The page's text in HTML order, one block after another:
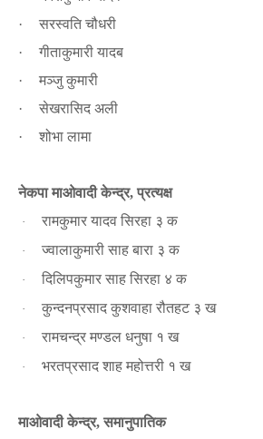
· सरस्वति चौधरी
· गीताकुमारी यादब
· मञ्जु कुमारी
· सेखरासिद अली
· शोभा लामा
नेकपा माओवादी केन्द्र,प्रत्यक्ष
· रामकुमार यादव सिरहा ३ क
· ज्वालाकुमारी साह बारा ३ क
· दिलिपकुमार साह सिरहा ४ क
· कुन्दनप्रसाद कुशवाहा रौतहट ३ ख
· रामचन्द्र मण्डल धनुषा १ ख
· भरतप्रसाद शाह महोत्तरी १ ख
माओवादीकेन्द्र,समानुपातिक